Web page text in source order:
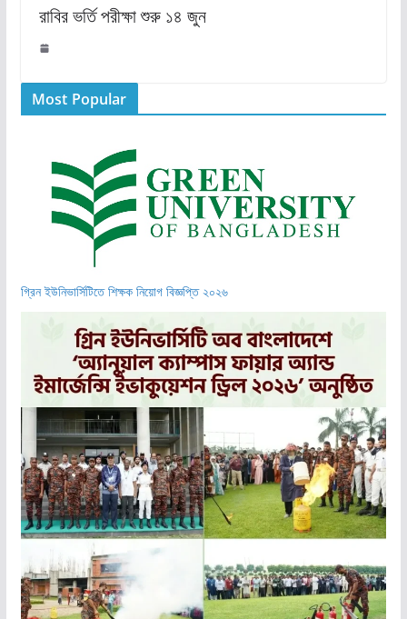
রাবির ভর্তি পরীক্ষা শুরু ১৪ জুন
Most Popular
গ্রিন ইউনিভার্সিটিতে শিক্ষক নিয়োগ বিজ্ঞপ্তি ২০২৬